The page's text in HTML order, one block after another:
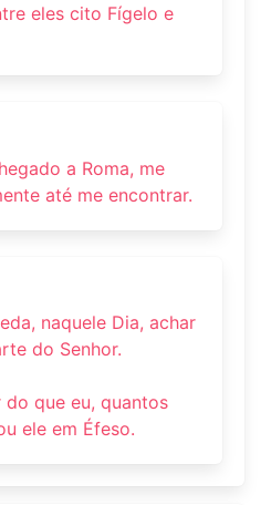
eles cito Fígelo e
a Roma, me
até me encontrar.
naquele Dia, achar
do Senhor.
do que eu, quantos
ele em Éfeso.